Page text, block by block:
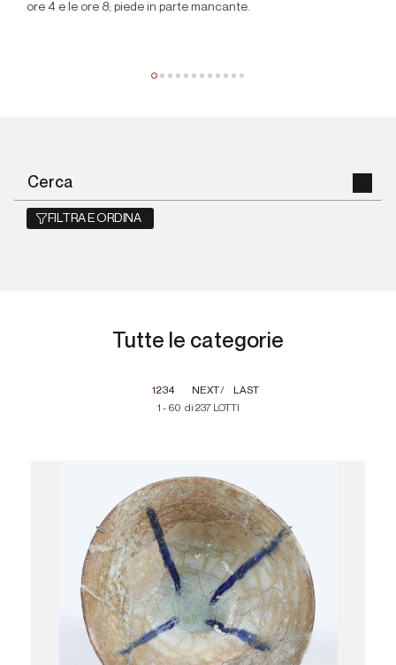
ore 4 e le ore 8; piede in parte mancante.
FILTRA E ORDINA
Tutte le categorie
1 - 60 di 237 LOTTI
1234 NEXT LAST